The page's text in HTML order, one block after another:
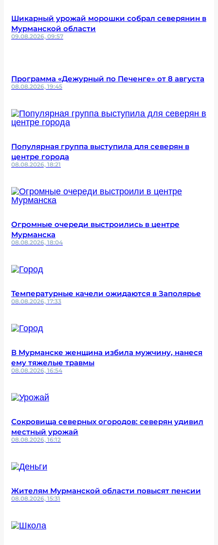
Шикарный урожай морошки собрал северянин в
Мурманской области
09.08.2026, 09:57
Программа «Дежурный по Печенге» от 8 августа
08.08.2026, 19:45
Популярная группа выступила для северян в
центре города
08.08.2026, 18:21
Огромные очереди выстроились в центре
Мурманска
08.08.2026, 18:04
Температурные качели ожидаются в Заполярье
08.08.2026, 17:33
В Мурманске женщина избила мужчину, нанеся
ему тяжелые травмы
08.08.2026, 16:54
Сокровища северных огородов: северян удивил
местный урожай
08.08.2026, 16:12
Жителям Мурманской области повысят пенсии
08.08.2026, 15:31